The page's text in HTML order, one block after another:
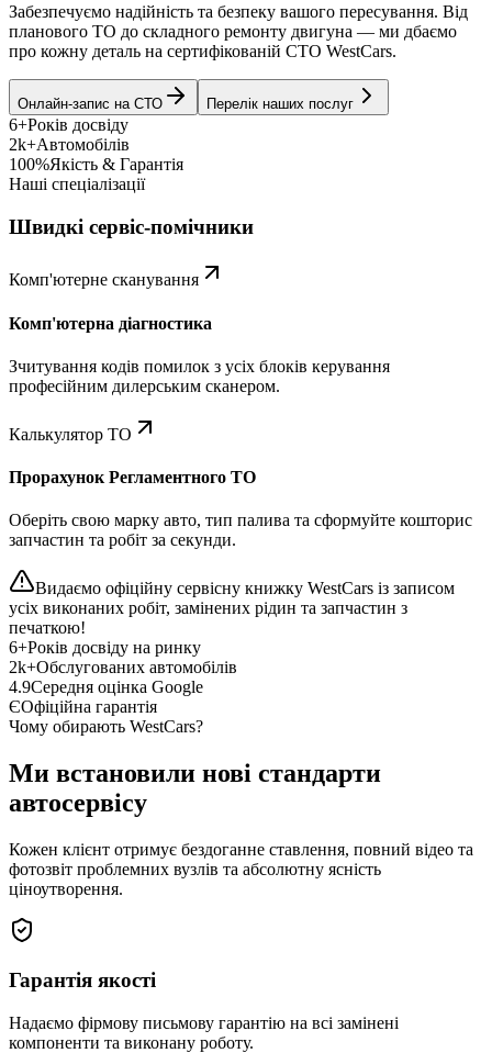
Забезпечуємо надійність та безпеку вашого пересування. Від
планового ТО до складного ремонту двигуна — ми дбаємо
про кожну деталь на сертифікованій СТО WestCars.
Онлайн-запис на СТО Перелік наших послуг
6+Років досвіду
2k+Автомобілів
100%Якість & Гарантія
Наші спеціалізації
Швидкі сервіс-помічники
Комп'ютерне сканування
Комп'ютерна діагностика
Зчитування кодів помилок з усіх блоків керування
професійним дилерським сканером.
Калькулятор ТО
Прорахунок Регламентного ТО
Оберіть свою марку авто, тип палива та сформуйте кошторис
запчастин та робіт за секунди.
Видаємо офіційну сервісну книжку WestCars із записом
усіх виконаних робіт, замінених рідин та запчастин з
печаткою!
6+Років досвіду на ринку
2k+Обслугованих автомобілів
4.9Середня оцінка Google
ЄОфіційна гарантія
Чому обирають WestCars?
Ми встановили нові стандарти
автосервісу
Кожен клієнт отримує бездоганне ставлення, повний відео та
фотозвіт проблемних вузлів та абсолютну ясність
ціноутворення.
Гарантія якості
Надаємо фірмову письмову гарантію на всі замінені
компоненти та виконану роботу.